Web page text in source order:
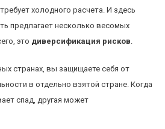
холодного расчета. И здесь
предлагает несколько весомых
это диверсификация рисков.
странах, вы защищаете себя от
в отдельно взятой стране. Когда
спад, другая может